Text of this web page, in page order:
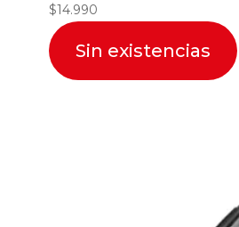
$14.990
Sin existencias